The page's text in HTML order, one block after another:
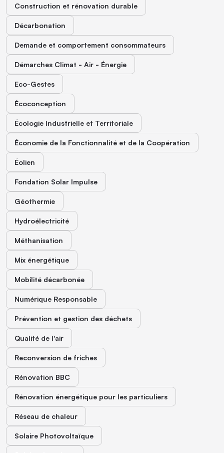
Construction et rénovation durable
Décarbonation
Demande et comportement consommateurs
Démarches Climat - Air - Énergie
Eco-Gestes
Écoconception
Écologie Industrielle et Territoriale
Économie de la Fonctionnalité et de la Coopération
Éolien
Fondation Solar Impulse
Géothermie
Hydroélectricité
Méthanisation
Mix énergétique
Mobilité décarbonée
Numérique Responsable
Prévention et gestion des déchets
Qualité de l'air
Reconversion de friches
Rénovation BBC
Rénovation énergétique pour les particuliers
Réseau de chaleur
Solaire Photovoltaïque